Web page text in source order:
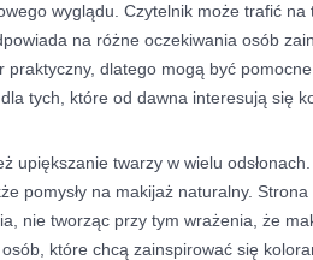
wyglądu. Czytelnik może trafić
na różne oczekiwania osób
praktyczny, dlatego mogą być
tych, które od dawna interesują się
upiększanie twarzy w wielu
pomysły na makijaż naturalny.
nie tworząc przy tym wrażenia, że
które chcą zainspirować się